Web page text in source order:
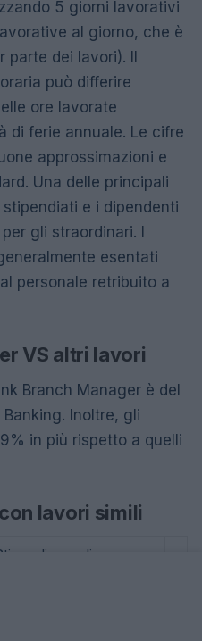
5 giorni lavorativi
al giorno, che è
parte dei lavori). Il
può differire
ore lavorate
di ferie annuale. Le cifre
approssimazioni e
Una delle principali
e i dipendenti
gli straordinari. I
esentati
personale retribuito a
VS altri lavori
Branch Manager è del
Inoltre, gli
in più rispetto a quelli
lavori simili
medio